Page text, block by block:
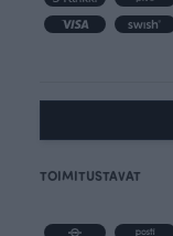
TOIMITUSTAVAT